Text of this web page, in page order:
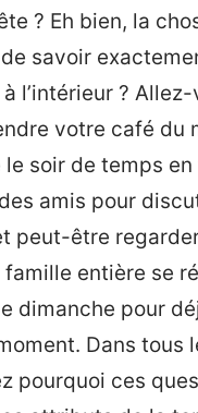
? Eh bien, la
savoir
l’intérieur ? Allez-
votre café du
soir de temps en
amis pour
peut-être
entière se
dimanche pour
Dans tous
pourquoi ces